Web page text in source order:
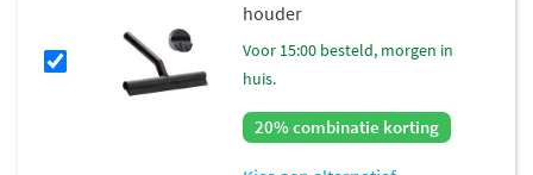
houder
voor 15:00 besteld, morgen in
huis.
20% combinatie korting